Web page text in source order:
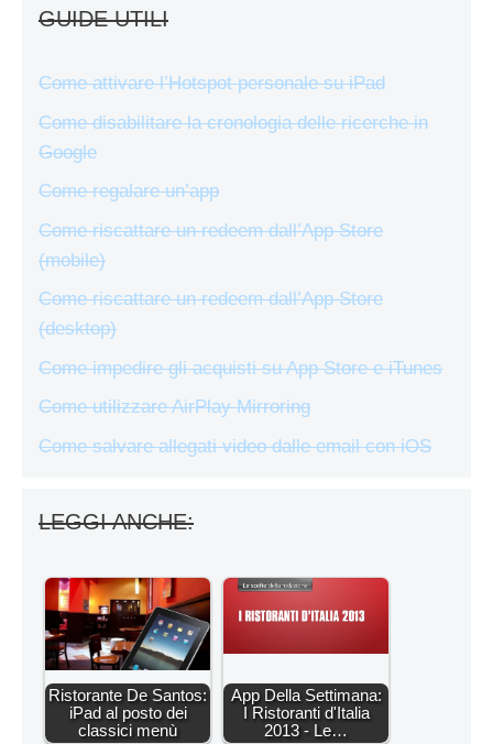
GUIDE UTILI
Come attivare l’Hotspot personale su iPad
Come disabilitare la cronologia delle ricerche in
Google
Come regalare un’app
Come riscattare un redeem dall’App Store
(mobile)
Come riscattare un redeem dall’App Store
(desktop)
Come impedire gli acquisti su App Store e iTunes
Come utilizzare AirPlay Mirroring
Come salvare allegati video dalle email con iOS
LEGGI ANCHE:
Ristorante De Santos:
iPad al posto dei
classici menù
App Della Settimana:
I Ristoranti d'Italia
2013 - Le…